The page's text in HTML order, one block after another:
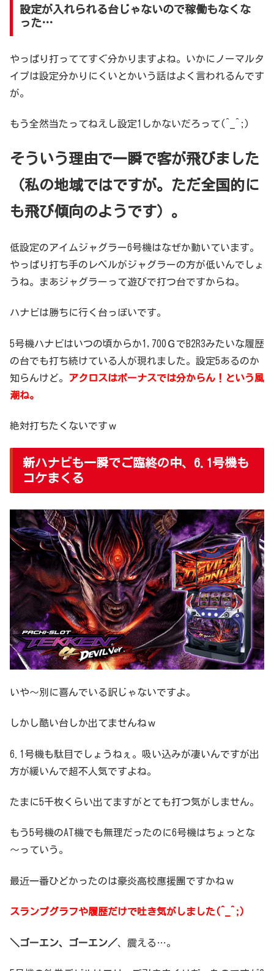
設定が入れられる台じゃないので稼働もなくな
った…
やっぱり打っててすぐ分かりますよね。いかにノーマルタ
イプは設定分かりにくいとかいう話はよく言われるんです
が。
もう全然当たってねえし設定1しかないだろって(^_^;)
そういう理由で一瞬で客が飛びました
（私の地域ではですが。ただ全国的に
も飛び傾向のようです）。
低設定のアイムジャグラー6号機はなぜか動いています。
やっぱり打ち手のレベルがジャグラーの方が低いんでしょ
うね。まあジャグラーって遊びで打つ台ですからね。
ハナビは勝ちに行く台っぽいです。
5号機ハナビはいつの頃からか1,700ＧでB2R3みたいな履歴
の台でも打ち続けている人が現れました。設定5あるのか
知らんけど。 アクロスはボーナスでは分からん！という風
潮ね。
絶対打ちたくないですｗ
新ハナビも一瞬でご臨終の中、6.1号機も
コケまくる
いや～別に喜んでいる訳じゃないですよ。
しかし酷い台しか出てませんねｗ
6.1号機も駄目でしょうねぇ。吸い込みが凄いんですが出
方が緩いんで超不人気ですよね。
たまに5千枚くらい出てますがとても打つ気がしません。
もう5号機のAT機でも無理だったのに6号機はちょっとな
～っていう。
最近一番ひどかったのは豪炎高校應援團ですかねｗ
スランプグラフや履歴だけで吐き気がしました(^_^;)
＼ゴーエン、ゴーエン／、震える…。